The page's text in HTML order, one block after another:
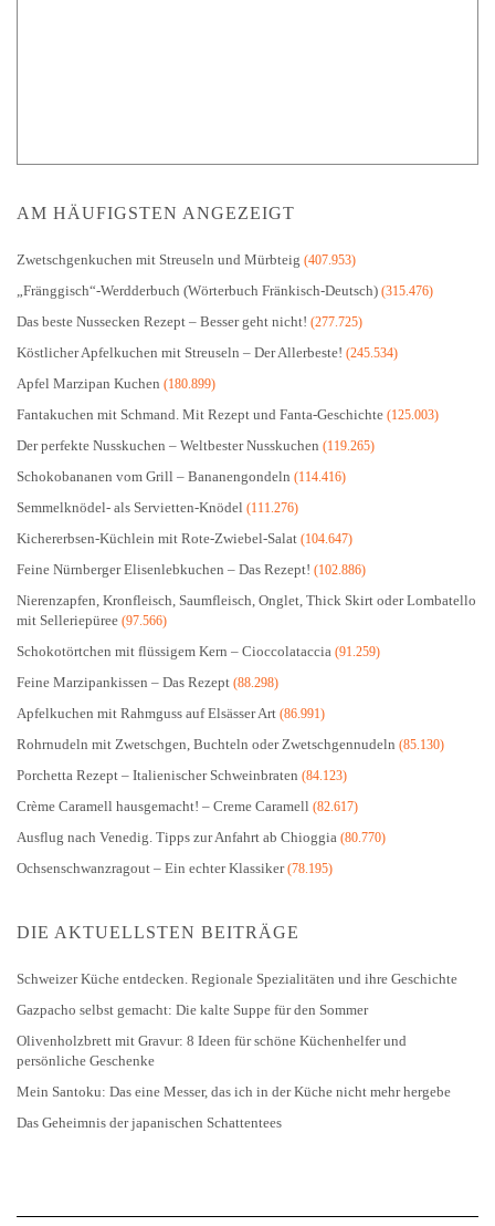
AM HÄUFIGSTEN ANGEZEIGT
Zwetschgenkuchen mit Streuseln und Mürbteig (407.953)
„Fränggisch“-Werdderbuch (Wörterbuch Fränkisch-Deutsch) (315.476)
Das beste Nussecken Rezept – Besser geht nicht! (277.725)
Köstlicher Apfelkuchen mit Streuseln – Der Allerbeste! (245.534)
Apfel Marzipan Kuchen (180.899)
Fantakuchen mit Schmand. Mit Rezept und Fanta-Geschichte (125.003)
Der perfekte Nusskuchen – Weltbester Nusskuchen (119.265)
Schokobananen vom Grill – Bananengondeln (114.416)
Semmelknödel- als Servietten-Knödel (111.276)
Kichererbsen-Küchlein mit Rote-Zwiebel-Salat (104.647)
Feine Nürnberger Elisenlebkuchen – Das Rezept! (102.886)
Nierenzapfen, Kronfleisch, Saumfleisch, Onglet, Thick Skirt oder Lombatello
mit Selleriepüree (97.566)
Schokotörtchen mit flüssigem Kern – Cioccolataccia (91.259)
Feine Marzipankissen – Das Rezept (88.298)
Apfelkuchen mit Rahmguss auf Elsässer Art (86.991)
Rohrnudeln mit Zwetschgen, Buchteln oder Zwetschgennudeln (85.130)
Porchetta Rezept – Italienischer Schweinbraten (84.123)
Crème Caramell hausgemacht! – Creme Caramell (82.617)
Ausflug nach Venedig. Tipps zur Anfahrt ab Chioggia (80.770)
Ochsenschwanzragout – Ein echter Klassiker(78.195)
DIE AKTUELLSTEN BEITRÄGE
Schweizer Küche entdecken. Regionale Spezialitäten und ihre Geschichte
Gazpacho selbst gemacht: Die kalte Suppe für den Sommer
Olivenholzbrett mit Gravur: 8 Ideen für schöne Küchenhelfer und
persönliche Geschenke
Mein Santoku: Das eine Messer, das ich in der Küche nicht mehr hergebe
Das Geheimnis der japanischen Schattentees